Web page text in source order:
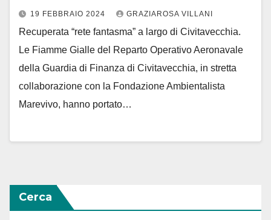
19 FEBBRAIO 2024 GRAZIAROSA VILLANI
Recuperata “rete fantasma” a largo di Civitavecchia.
Le Fiamme Gialle del Reparto Operativo Aeronavale
della Guardia di Finanza di Civitavecchia, in stretta
collaborazione con la Fondazione Ambientalista
Marevivo, hanno portato…
Cerca